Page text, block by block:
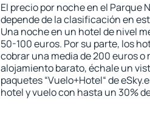
El precio por noche en el Parque
depende de la clasificación en
Una noche en un hotel de nivel
50-100 euros. Por su parte, los
cobrar una media de 200 euros o
alojamiento barato, échale un
paquetes “Vuelo+Hotel“ de
hotel y vuelo con hasta un 30%